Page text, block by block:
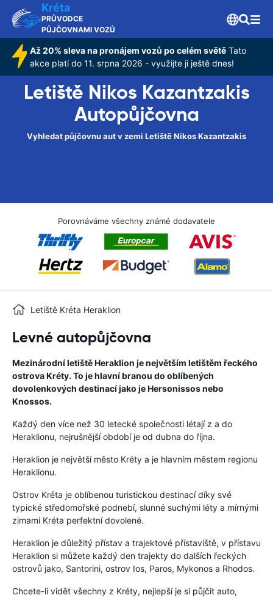
Kréta
PRŮVODCE
PŮJČOVNAMI VOZŮ
Až 20% sleva na pronájem vozů po celém světě Tato
akce platí do 11. srpna 2026 - využijte ji ještě dnes!
Letiště Nikos Kazantzakis
Autopůjčovna
Vyhledat půjčovnu aut v zemi Letiště Nikos Kazantzakis
Porovnáváme všechny známé dodavatele
Letiště Kréta Heraklion
Levné autopůjčovna
Mezinárodní letiště Heraklion je největším letištěm řeckého
ostrova Kréty. To je hlavní branou do oblíbených
dovolenkových destinací jako je Hersonissos nebo
Knossos.
Každý den více než 30 letecké společnosti létají z a do
Heraklionu, nejrušnější období je od dubna do října.
Heraklion je největší město Kréty a je hlavním městem regionu
Heraklionu.
Ostrov Kréta je oblíbenou turistickou destinací díky své
typické středomořské podnebí, slunné suchými léty a mírnými
zimami Kréta perfektní dovolené.
Heraklion je důležitý přístav a trajektové přístaviště, v přístavu
Heraklion si můžete každý den trajekty do dalších řeckých
ostrovů jako, Santorini, ostrov Ios, Paros, Mykonos a Rhodos.
Chcete-li vidět všechny z Kréty, nejlepší je si půjčit auto,